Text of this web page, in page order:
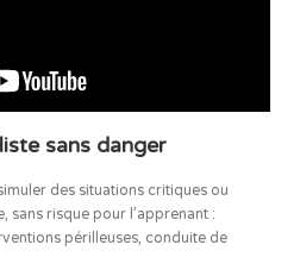
sans danger
des situations critiques ou
sans risque pour l’apprenant :
périlleuses, conduite de